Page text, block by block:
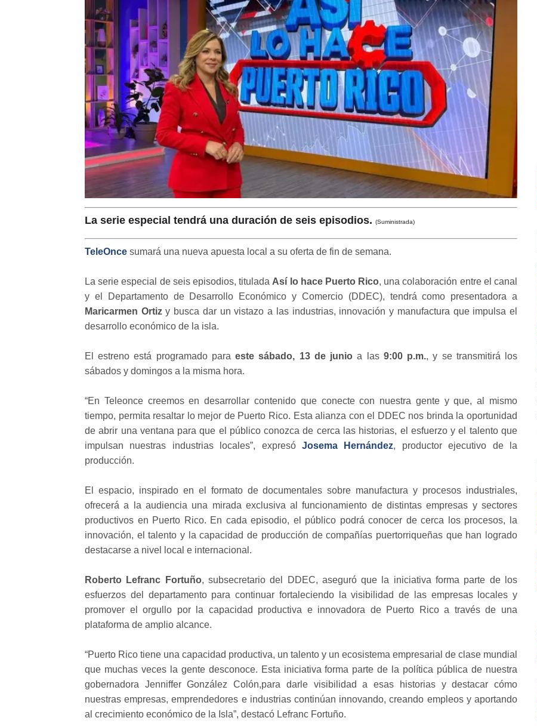
La serie especial tendrá una duración de seis episodios. (Suministrada)
TeleOnce sumará una nueva apuesta local a su oferta de fin de semana.
La serie especial de seis episodios, titulada Así lo hace Puerto Rico, una colaboración entre el canal
y el Departamento de Desarrollo Económico y Comercio (DDEC), tendrá como presentadora a
Maricarmen Ortizy busca dar un vistazo a las industrias, innovación y manufactura que impulsa el
desarrollo económico de la isla.
El estreno está programado paraeste sábado, 13 de junio a las 9:00 p.m., y se transmitirá los
sábados y domingos a la misma hora.
“En Teleonce creemos en desarrollar contenido que conecte con nuestra gente y que, al mismo
tiempo, permita resaltar lo mejor de Puerto Rico. Esta alianza con el DDEC nos brinda la oportunidad
de abrir una ventana para que el público conozca de cerca las historias, el esfuerzo y el talento que
impulsan nuestras industrias locales”, expresó Josema Hernández, productor ejecutivo de la
producción.
El espacio, inspirado en el formato de documentales sobre manufactura y procesos industriales,
ofrecerá a la audiencia una mirada exclusiva al funcionamiento de distintas empresas y sectores
productivos en Puerto Rico. En cada episodio, el público podrá conocer de cerca los procesos, la
innovación, el talento y la capacidad de producción de compañías puertorriqueñas que han logrado
destacarse a nivel local e internacional.
Roberto Lefranc Fortuño, subsecretario del DDEC, aseguró que la iniciativa forma parte de los
esfuerzos del departamento para continuar fortaleciendo la visibilidad de las empresas locales y
promover el orgullo por la capacidad productiva e innovadora de Puerto Rico a través de una
plataforma de amplio alcance.
“Puerto Rico tiene una capacidad productiva, un talento y un ecosistema empresarial de clase mundial
que muchas veces la gente desconoce. Esta iniciativa forma parte de la política pública de nuestra
gobernadora Jenniffer González Colón,para darle visibilidad a esas historias y destacar cómo
nuestras empresas, emprendedores e industrias continúan innovando, creando empleos y aportando
al crecimiento económico de la Isla”, destacó Lefranc Fortuño.